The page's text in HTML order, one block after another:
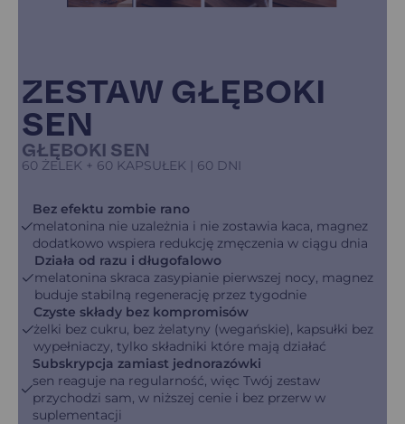
ZESTAW GŁĘBOKI
SEN
GŁĘBOKI SEN
60 ŻELEK + 60 KAPSUŁEK | 60 DNI
Bez efektu zombie rano
melatonina nie uzależnia i nie zostawia kaca, magnez
dodatkowo wspiera redukcję zmęczenia w ciągu dnia
Działa od razu i długofalowo
melatonina skraca zasypianie pierwszej nocy, magnez
buduje stabilną regenerację przez tygodnie
Czyste składy bez kompromisów
żelki bez cukru, bez żelatyny (wegańskie), kapsułki bez
wypełniaczy, tylko składniki które mają działać
Subskrypcja zamiast jednorazówki
sen reaguje na regularność, więc Twój zestaw
przychodzi sam, w niższej cenie i bez przerw w
suplementacji